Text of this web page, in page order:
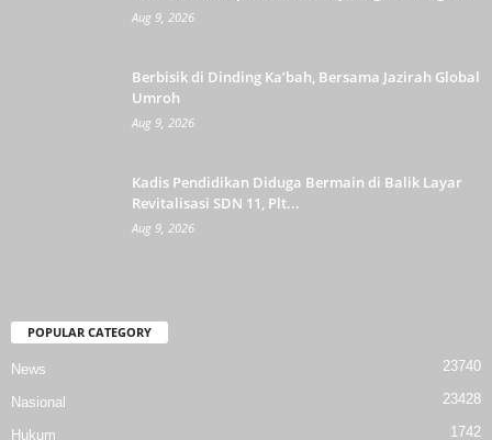
Aug 9, 2026
Berbisik di Dinding Ka’bah, Bersama Jazirah Global
Umroh
Aug 9, 2026
Kadis Pendidikan Diduga Bermain di Balik Layar
Revitalisasi SDN 11, Plt...
Aug 9, 2026
POPULAR CATEGORY
News 23740
Nasional 23428
Hukum 1742